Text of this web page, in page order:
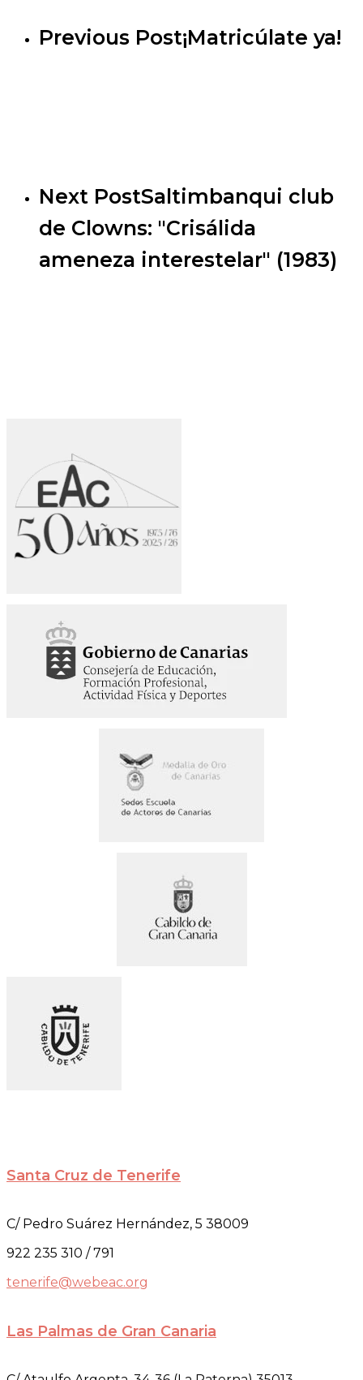
Previous Post¡Matricúlate ya!
Next PostSaltimbanqui club
de Clowns: "Crisálida
ameneza interestelar" (1983)
Santa Cruz de Tenerife
C/ Pedro Suárez Hernández, 5 38009
922 235 310 / 791
tenerife@webeac.org
Las Palmas de Gran Canaria